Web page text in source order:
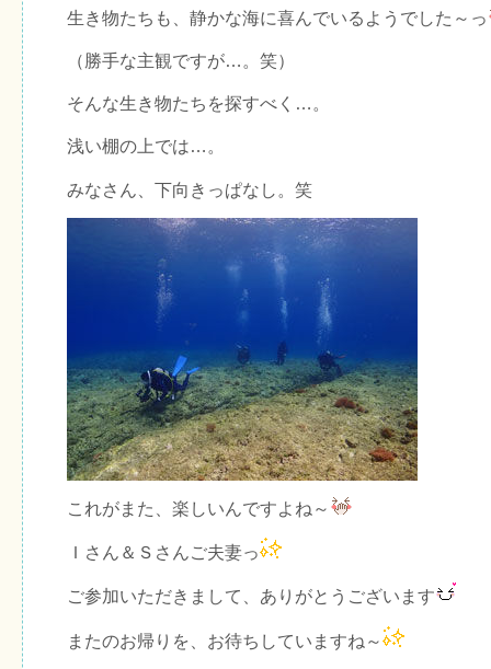
生き物たちも、静かな海に喜んでいるようでした～っ
（勝手な主観ですが…。笑）
そんな生き物たちを探すべく…。
浅い棚の上では…。
みなさん、下向きっぱなし。笑
これがまた、楽しいんですよね～
Ｉさん＆Ｓさんご夫妻っ
ご参加いただきまして、ありがとうございます
またのお帰りを、お待ちしていますね～